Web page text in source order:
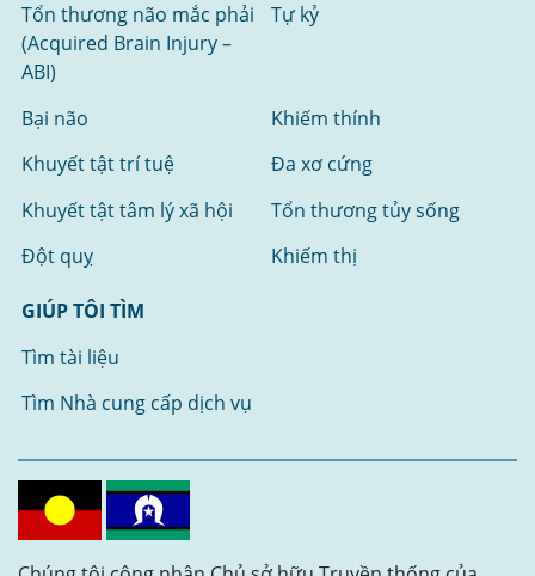
Tổn thương não mắc phải
(Acquired Brain Injury –
ABI)
Tự kỷ
Bại não
Khiếm thính
Khuyết tật trí tuệ
Đa xơ cứng
Khuyết tật tâm lý xã hội
Tổn thương tủy sống
Đột quỵ
Khiếm thị
GIÚP TÔI TÌM
Tìm tài liệu
Tìm Nhà cung cấp dịch vụ